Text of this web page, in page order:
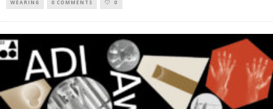
WEARING 0 COMMENTS 0